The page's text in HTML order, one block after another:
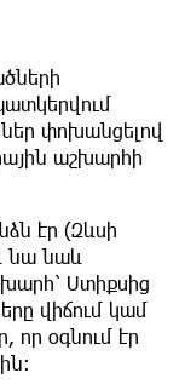
փոխանցելով
աշխարհի
էր (Զևսի
նա նաև
Ստիքսից
վիճում կամ
որ օգնում էր